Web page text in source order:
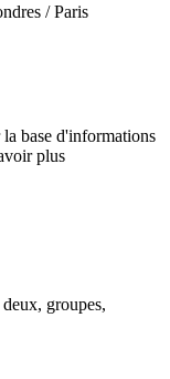
/ Paris
base d'informations
plus
groupes,